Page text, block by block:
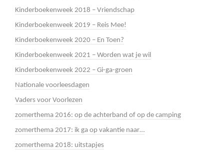
Kinderboekenweek 2018 – Vriendschap
Kinderboekenweek 2019 – Reis Mee!
Kinderboekenweek 2020 – En Toen?
Kinderboekenweek 2021 – Worden wat je wil
Kinderboekenweek 2022 – Gi-ga-groen
Nationale voorleesdagen
Vaders voor Voorlezen
zomerthema 2016: op de achterband of op de camping
zomerthema 2017: ik ga op vakantie naar…
zomerthema 2018: uitstapjes